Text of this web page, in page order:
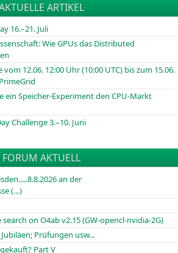
ARTIKEL
16.–21. Juli
Wie GPUs das Distributed
vom 12.06. 12:00 Uhr (10:00 UTC) bis zum 15.06.
ein Speicher-Experiment den CPU-Markt
Challenge 3.–10. Juni
FORUM AKTUELL
an der
(…)
on O4ab v2.15 (GW-opencl-nvidia-2G)
Prüfungen usw...
Part V